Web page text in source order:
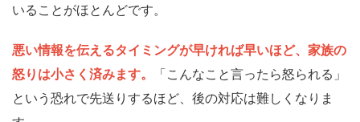
いることがほとんどです。
悪い情報を伝えるタイミングが早ければ早いほど、家族の
怒りは小さく済みます。
「こんなこと言ったら怒られる」
という恐れで先送りするほど、後の対応は難しくなりま